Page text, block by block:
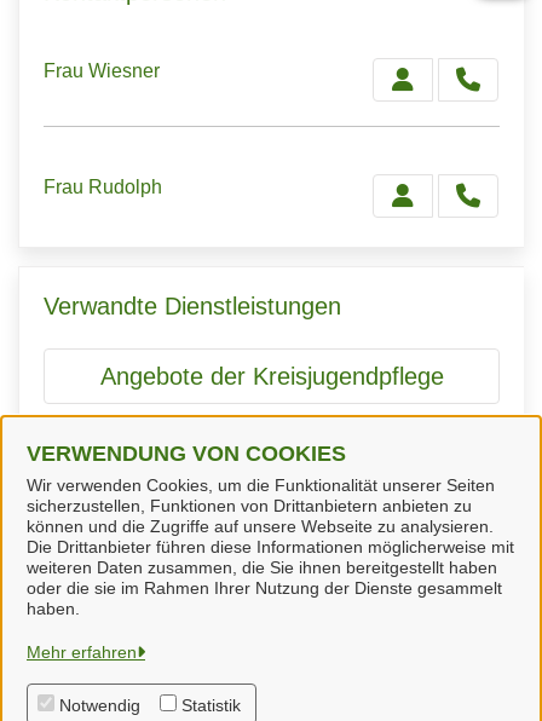
VERWENDUNG VON COOKIES
Wir verwenden Cookies, um die Funktionalität unserer Seiten
sicherzustellen, Funktionen von Drittanbietern anbieten zu
können und die Zugriffe auf unsere Webseite zu analysieren.
Die Drittanbieter führen diese Informationen möglicherweise mit
weiteren Daten zusammen, die Sie ihnen bereitgestellt haben
oder die sie im Rahmen Ihrer Nutzung der Dienste gesammelt
haben.
Mehr erfahren
Notwendig Statistik
Frau Wiesner
Frau Rudolph
Verwandte Dienstleistungen
Angebote der Kreisjugendpflege
Ehrenamtsbörse
Ferienpassaktionen 2025
Landkreis Wolfenbüttel
Alle Rechte vorbehalten